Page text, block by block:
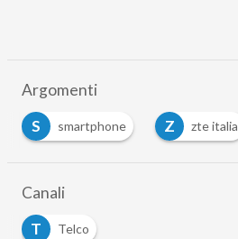
Argomenti
S
smartphone Z zte italia
Canali
T
Telco